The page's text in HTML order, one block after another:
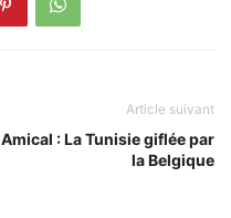
Article suivant
Amical : La Tunisie giflée par
la Belgique